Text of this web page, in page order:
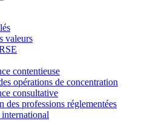
valeurs
contentieuse
opérations de concentration
consultative
des professions réglementées